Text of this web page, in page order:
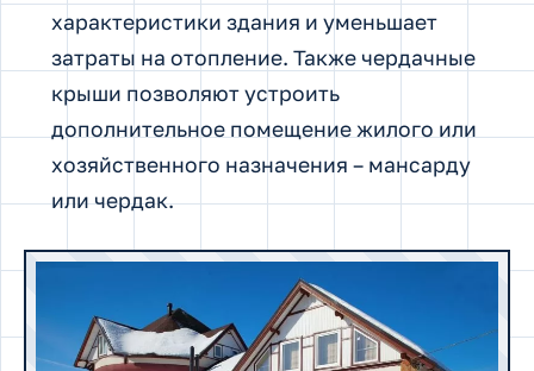
характеристики здания и уменьшает
затраты на отопление. Также чердачные
крыши позволяют устроить
дополнительное помещение жилого или
хозяйственного назначения – мансарду
или чердак.